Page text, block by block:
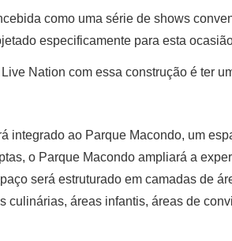
como uma série de shows
especificamente para esta
Nation com essa construção é ter
integrado ao Parque Macondo, um
o Parque Macondo ampliará a
será estruturado em camadas de
culinárias, áreas infantis, áreas de